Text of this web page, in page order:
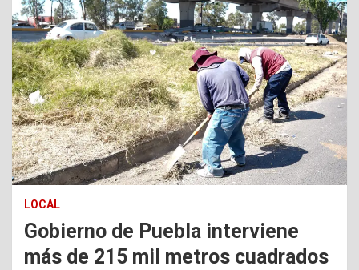
LOCAL
Gobierno de Puebla interviene
más de 215 mil metros cuadrados